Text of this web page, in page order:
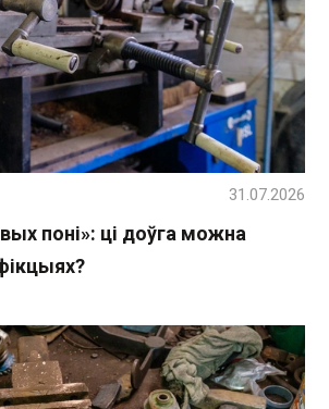
поні»: ці доўга можна
31.07.2026